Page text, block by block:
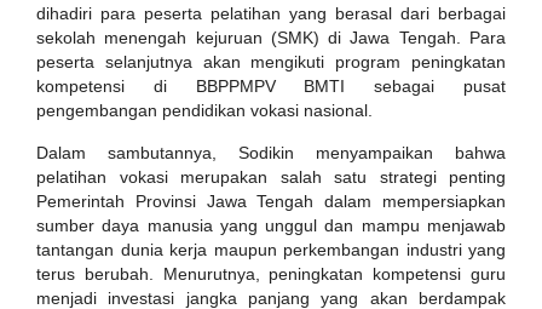
dihadiri para peserta pelatihan yang berasal dari berbagai
sekolah menengah kejuruan (SMK) di Jawa Tengah. Para
peserta selanjutnya akan mengikuti program peningkatan
kompetensi di BBPPMPV BMTI sebagai pusat
pengembangan pendidikan vokasi nasional.
Dalam sambutannya, Sodikin menyampaikan bahwa
pelatihan vokasi merupakan salah satu strategi penting
Pemerintah Provinsi Jawa Tengah dalam mempersiapkan
sumber daya manusia yang unggul dan mampu menjawab
tantangan dunia kerja maupun perkembangan industri yang
terus berubah. Menurutnya, peningkatan kompetensi guru
menjadi investasi jangka panjang yang akan berdampak